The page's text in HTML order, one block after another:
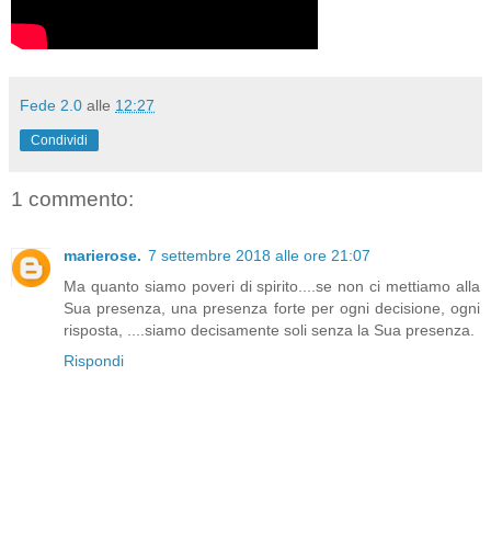
Fede 2.0 alle 12:27
Condividi
1 commento:
marierose. 7 settembre 2018 alle ore 21:07
Ma quanto siamo poveri di spirito....se non ci mettiamo alla
Sua presenza, una presenza forte per ogni decisione, ogni
risposta, ....siamo decisamente soli senza la Sua presenza.
Rispondi